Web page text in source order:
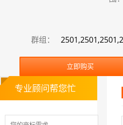
群组：
立即购买
专业顾问帮您忙